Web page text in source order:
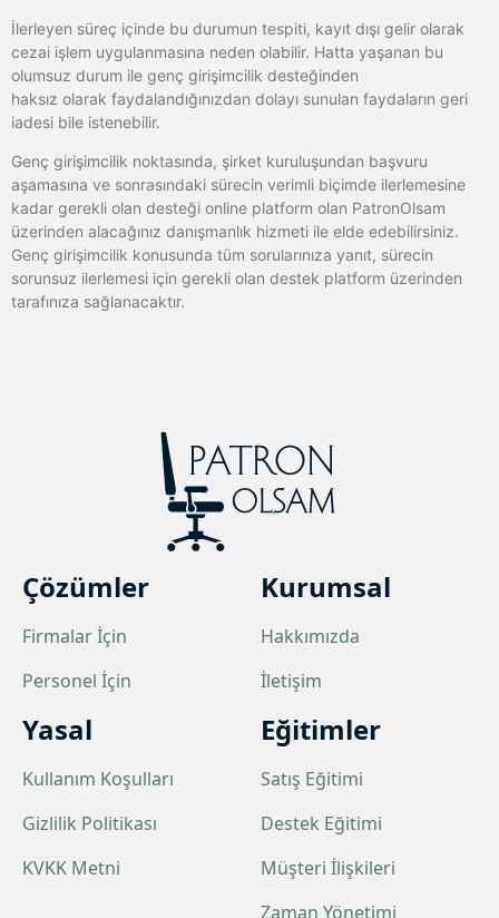
İlerleyen süreç içinde bu durumun tespiti, kayıt dışı gelir olarak
cezai işlem uygulanmasına neden olabilir. Hatta yaşanan bu
olumsuz durum ile genç girişimcilik desteğinden
haksız olarak faydalandığınızdan dolayı sunulan faydaların geri
iadesi bile istenebilir.
Genç girişimcilik noktasında, şirket kuruluşundan başvuru
aşamasına ve sonrasındaki sürecin verimli biçimde ilerlemesine
kadar gerekli olan desteği online platform olan PatronOlsam
üzerinden alacağınız danışmanlık hizmeti ile elde edebilirsiniz.
Genç girişimcilik konusunda tüm sorularınıza yanıt, sürecin
sorunsuz ilerlemesi için gerekli olan destek platform üzerinden
tarafınıza sağlanacaktır.
Çözümler
Firmalar İçin
Personel İçin
Kurumsal
Hakkımızda
İletişim
Yasal
Kullanım Koşulları
Gizlilik Politikası
KVKK Metni
Eğitimler
Satış Eğitimi
Destek Eğitimi
Müşteri İlişkileri
Zaman Yönetimi